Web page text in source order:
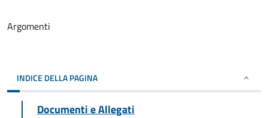
Argomenti
INDICE DELLA PAGINA
Documenti e Allegati